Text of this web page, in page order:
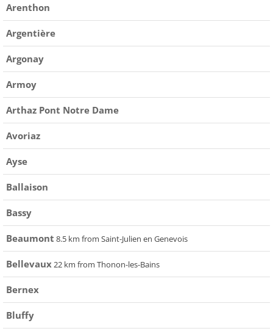
Arenthon
Argentière
Argonay
Armoy
Arthaz Pont Notre Dame
Avoriaz
Ayse
Ballaison
Bassy
Beaumont 8.5 km from Saint-Julien en Genevois
Bellevaux22 km from Thonon-les-Bains
Bernex
Bluffy